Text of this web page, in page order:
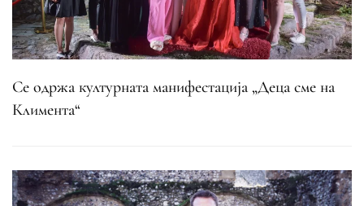
Се одржа културната манифестација „Деца сме на
Климента“